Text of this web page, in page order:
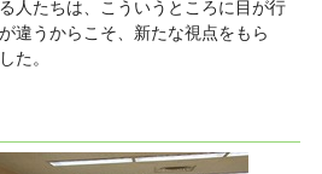
人たちは、こういうところに目が行
違うからこそ、新たな視点をもら
た。